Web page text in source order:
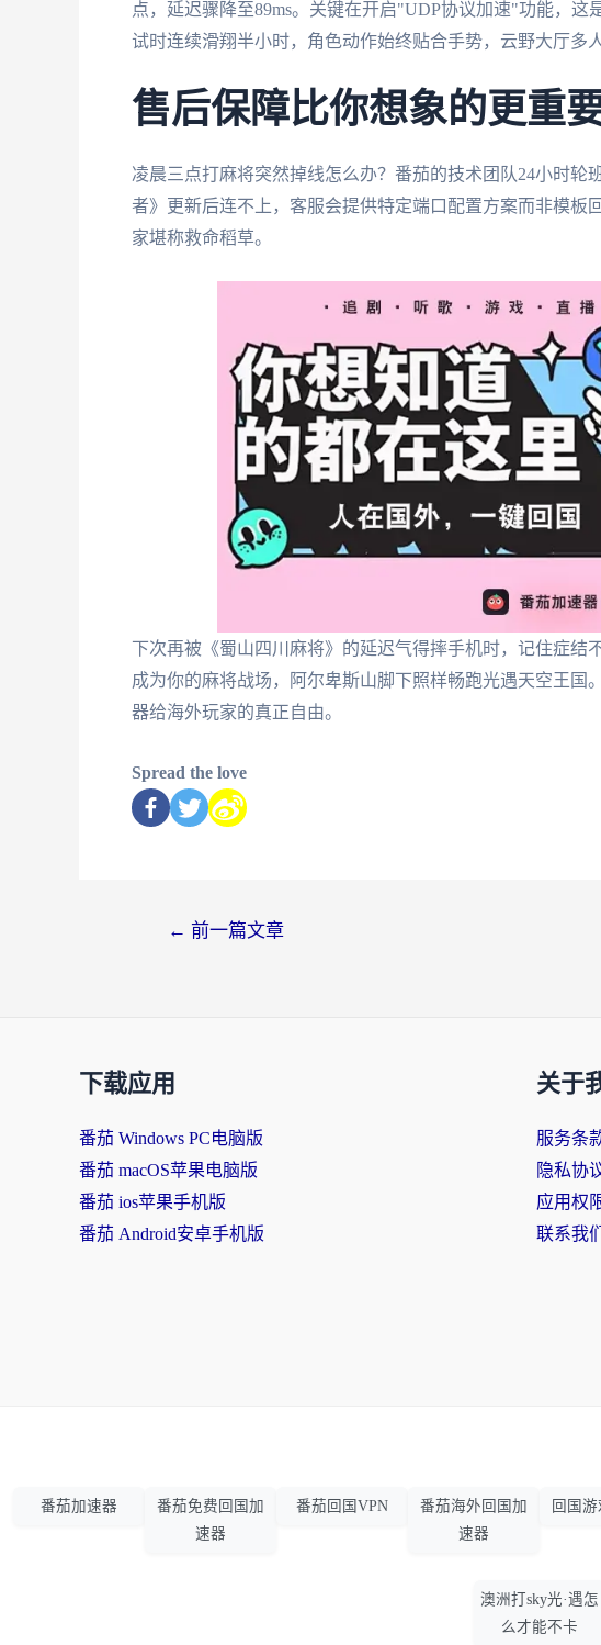
点，延迟骤降至89ms。关键在开启"UDP协议加速"功能，这
试时连续滑翔半小时，角色动作始终贴合手势，云野大厅多
售后保障比你想象的更重
凌晨三点打麻将突然掉线怎么办？番茄的技术团队24小时轮
者》更新后连不上，客服会提供特定端口配置方案而非模板
家堪称救命稻草。
下次再被《蜀山四川麻将》的延迟气得摔手机时，记住症结
成为你的麻将战场，阿尔卑斯山脚下照样畅跑光遇天空王
器给海外玩家的真正自由。
Spread the love
← 前一篇文章
下载应用
番茄 Windows PC电脑版
番茄 macOS苹果电脑版
番茄 ios苹果手机版
番茄 Android安卓手机版
关于
服务条
隐私协
应用权
联系我们
番茄加速器
番茄免费回国加
速器
番茄回国VPN
番茄海外回国加
速器
回国
澳洲打sky光·遇怎
么才能不卡